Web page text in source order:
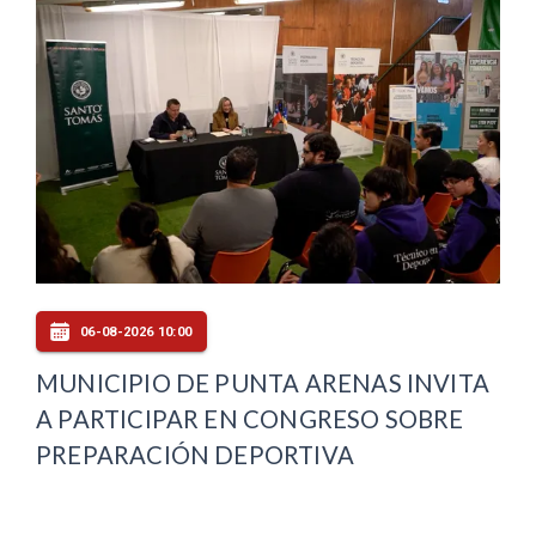
06-08-2026 10:00
MUNICIPIO DE PUNTA ARENAS INVITA
A PARTICIPAR EN CONGRESO SOBRE
PREPARACIÓN DEPORTIVA